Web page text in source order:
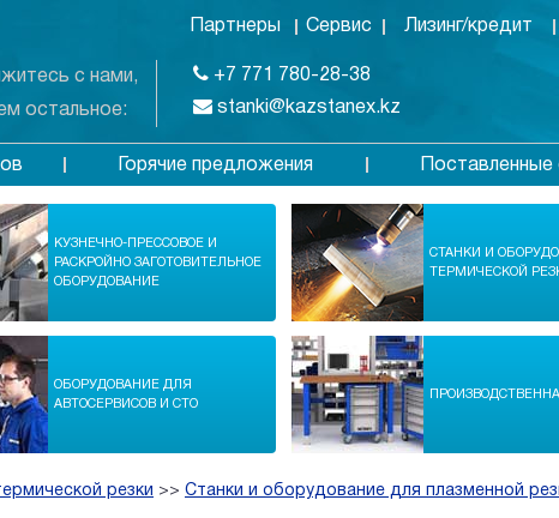
с нами,
остальное:
Партнеры Сервис Лизинг/кредит
+7 771 780-28-38
stanki@kazstanex.kz
Горячие предложения Поставленные
КУЗНЕЧНО-ПРЕССОВОЕ И
РАСКРОЙНО ЗАГОТОВИТЕЛЬНОЕ
ОБОРУДОВАНИЕ
СТАНКИ И
ТЕРМИЧЕСКОЙ
ОБОРУДОВАНИЕ ДЛЯ
АВТОСЕРВИСОВ И СТО
резки >> Станки и оборудование для плазменной